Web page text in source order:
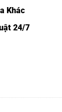
Khác
24/7